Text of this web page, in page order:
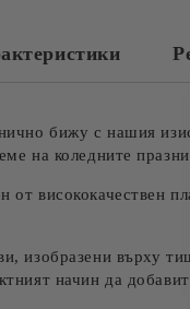
бижу с нашия
на коледните
от висококачествен
изобразени върху
начин да